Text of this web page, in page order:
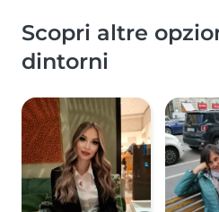
Scopri altre
dintorni